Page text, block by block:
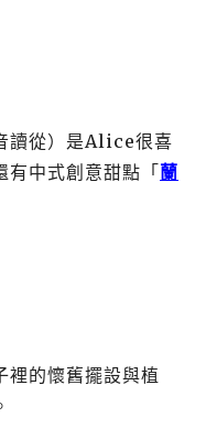
讀從）是Alice很喜
有中式創意甜點「蘭
裡的懷舊擺設與植